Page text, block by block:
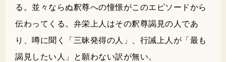
る。並々ならぬ釈尊への憧憬がこのエピソードから
伝わってくる。弁栄上人はその釈尊謁見の人であ
り、噂に聞く「三昧発得の人」、行誡上人が「最も
謁見したい人」と願わない訳が無い。